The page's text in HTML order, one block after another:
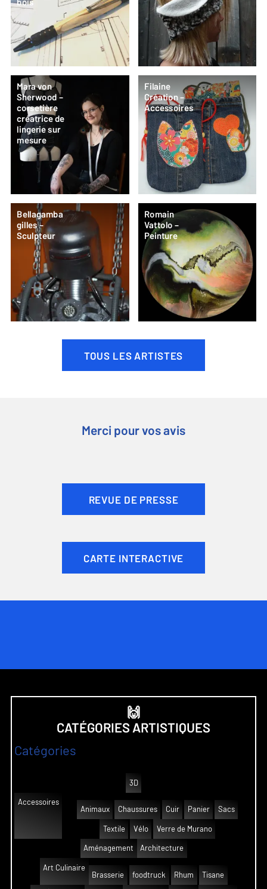
bois
Mara von
Sherwood –
corsetière
créatrice de
lingerie sur
mesure
Filaine
Création –
Accessoires
Bellagamba
gilles –
Sculpteur
Romain
Vattolo –
Peinture
TOUS LES ARTISTES
Merci pour vos avis
REVUE DE PRESSE
CARTE INTERACTIVE
🙌
CATÉGORIES ARTISTIQUES
Catégories
3D
Accessoires
Animaux
Chaussures Cuir Panier Sacs
Textile Vélo Verre de Murano
Aménagement Architecture
Art Culinaire
Brasserie
foodtruck Rhum Tisane